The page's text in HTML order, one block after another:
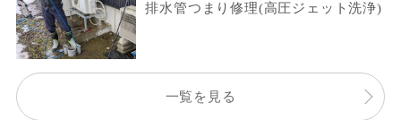
排水管つまり修理(高圧ジェット洗浄)
一覧を見る